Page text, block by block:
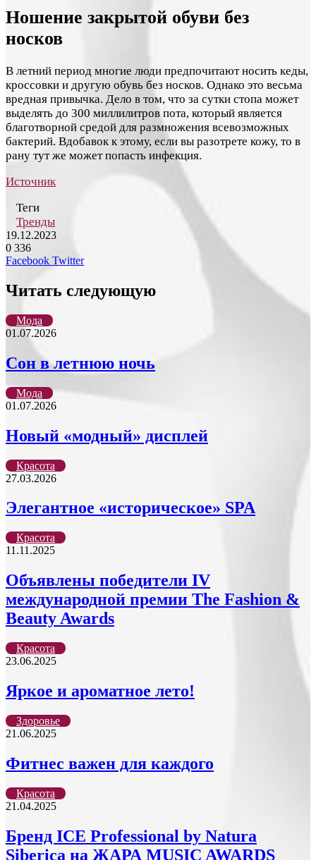
Ношение закрытой обуви без
носков
В летний период многие люди предпочитают носить кеды,
кроссовки и другую обувь без носков. Однако это весьма
вредная привычка. Дело в том, что за сутки стопа может
выделять до 300 миллилитров пота, который является
благотворной средой для размножения всевозможных
бактерий. Вдобавок к этому, если вы разотрете кожу, то в
рану тут же может попасть инфекция.
Источник
Теги
Тренды
19.12.2023
0 336
Facebook TwitterLinkedIn
Tumblr
Reddit
Вконтакте
Одноклассники
Skype
Messenger
Messenger
WhatsApp
Telegram
Viber
Line
Поделиться
почту
Печатать
Читать следующую
Мода
01.07.2026
Сон в летнюю ночь
Мода
01.07.2026
Новый «модный» дисплей
Красота
27.03.2026
Элегантное «историческое» SPA
Красота
11.11.2025
Объявлены победители IV
международной премии The Fashion &
Beauty Awards
Красота
23.06.2025
Яркое и ароматное лето!
Здоровье
21.06.2025
Фитнес важен для каждого
Красота
21.04.2025
Бренд ICE Professional by Natura
Siberica на ЖАРА MUSIC AWARDS